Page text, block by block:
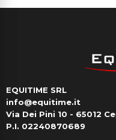
EQUITIME SRL
info@equitime.it
Via Dei Pini 10 - 65012
P.I. 02240870689